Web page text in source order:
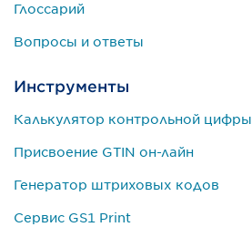
Глоссарий
Вопросы и ответы
Инструменты
Калькулятор контрольной цифры
Присвоение GTIN он-лайн
Генератор штриховых кодов
Сервис GS1 Print